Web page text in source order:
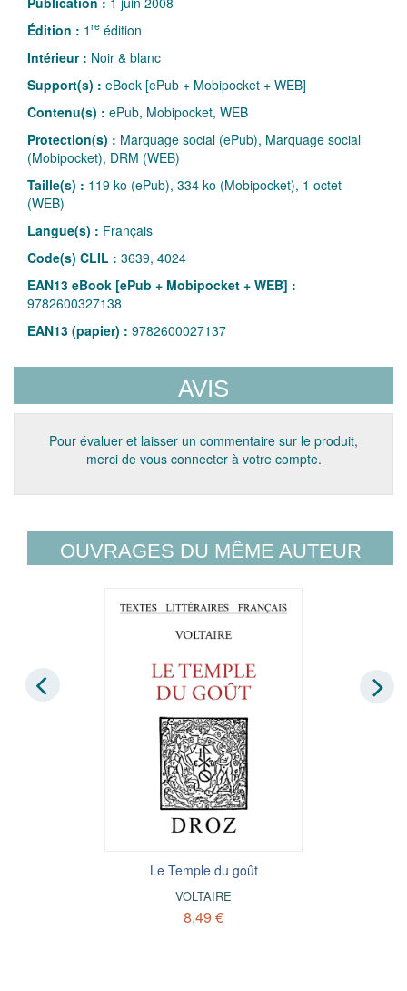
Édition : 1 re édition
Intérieur : Noir & blanc
Support(s) : eBook [ePub + Mobipocket + WEB]
Contenu(s) : ePub, Mobipocket, WEB
Protection(s) : Marquage social (ePub), Marquage social
(Mobipocket), DRM (WEB)
Taille(s) : 119 ko (ePub), 334 ko (Mobipocket), 1 octet
(WEB)
Langue(s) : Français
Code(s) CLIL : 3639, 4024
EAN13 eBook [ePub + Mobipocket + WEB] :
9782600327138
EAN13 (papier) : 9782600027137
AVIS
Pour évaluer et laisser un commentaire sur le produit,
merci de vous connecter à votre compte.
OUVRAGES DU MÊME AUTEUR
Le Temple du goût
VOLTAIRE
8,49 €